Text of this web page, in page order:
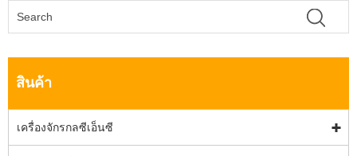
สินค้า
เครื่องจักรกลซีเอ็นซี